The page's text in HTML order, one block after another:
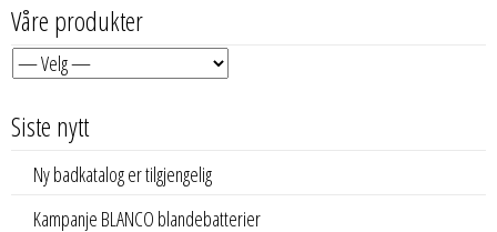
Våre produkter
Siste nytt
Ny badkatalog er tilgjengelig
Kampanje BLANCO blandebatterier